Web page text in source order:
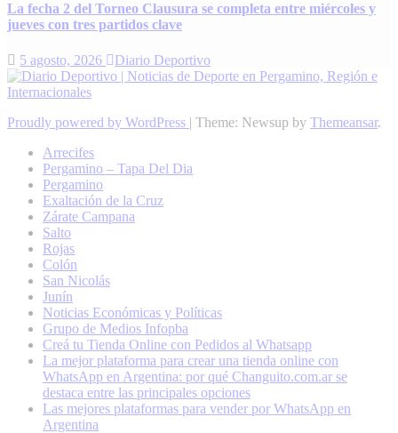
La fecha 2 del Torneo Clausura se completa entre miércoles y
jueves con tres partidos clave
5 agosto, 2026 Diario Deportivo
Proudly powered by WordPress | Theme: Newsup by Themeansar.
Arrecifes
Pergamino – Tapa Del Dia
Pergamino
Exaltación de la Cruz
Zárate Campana
Salto
Rojas
Colón
San Nicolás
Junín
Noticias Económicas y Políticas
Grupo de Medios Infopba
Creá tu Tienda Online con Pedidos al Whatsapp
La mejor plataforma para crear una tienda online con
WhatsApp en Argentina: por qué Changuito.com.ar se
destaca entre las principales opciones
Las mejores plataformas para vender por WhatsApp en
Argentina